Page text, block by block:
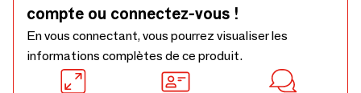
compte ou connectez-vous !
En vous connectant, vous pourrez visualiser les
informations complètes de ce produit.